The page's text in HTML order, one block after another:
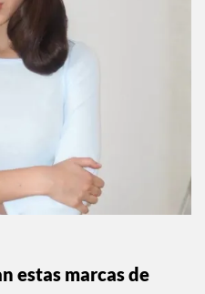
estas marcas de